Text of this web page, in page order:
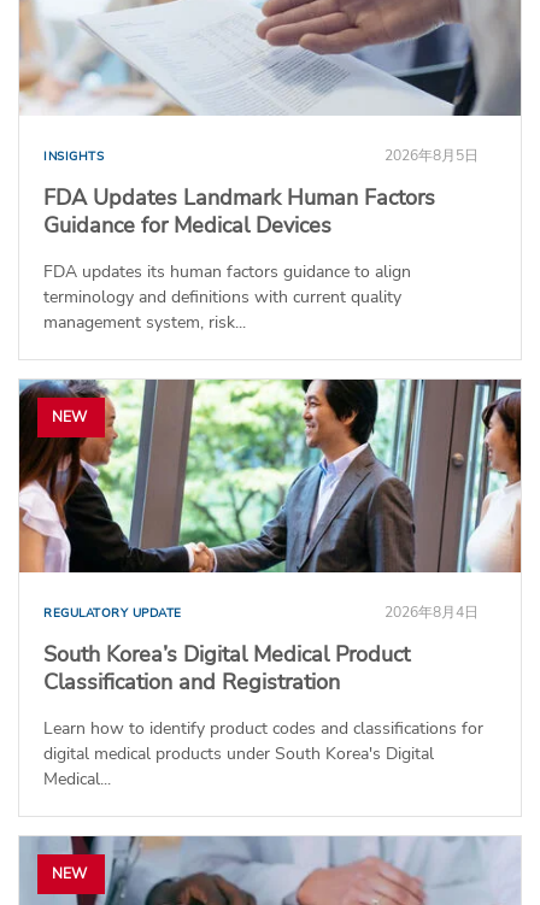
INSIGHTS 2026年8月5日
FDA Updates Landmark Human Factors
Guidance for Medical Devices
FDA updates its human factors guidance to align
terminology and definitions with current quality
management system, risk...
NEW
REGULATORY UPDATE 2026年8月4日
South Korea’s Digital Medical Product
Classification and Registration
Learn how to identify product codes and classifications for
digital medical products under South Korea's Digital
Medical...
NEW